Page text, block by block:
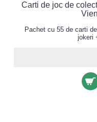
Carti de joc de
Pachet cu 55 de carti
jokeri